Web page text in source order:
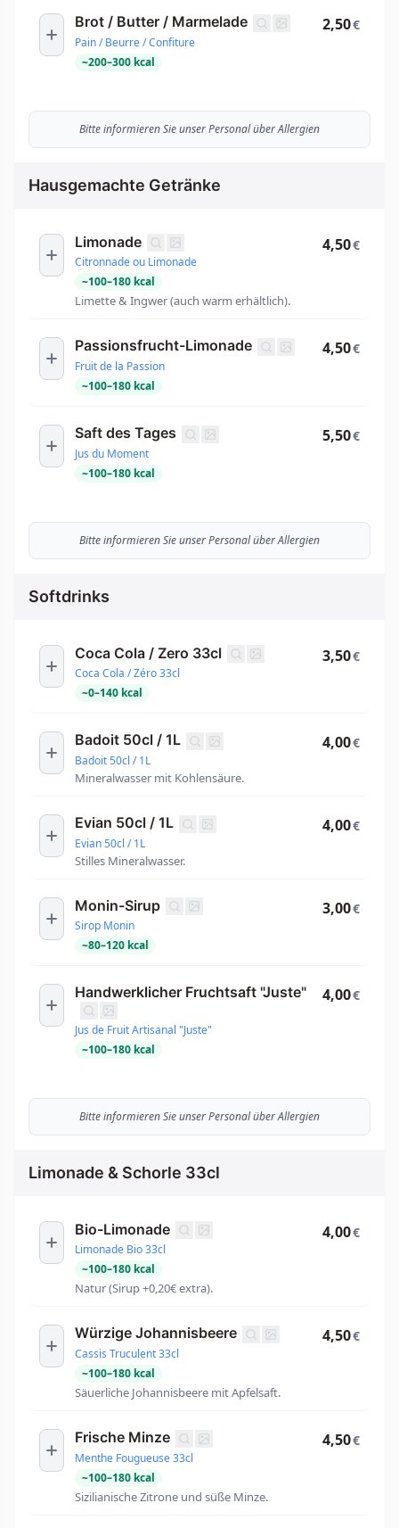
Brot / Butter / Marmelade
Pain / Beurre / Confiture
~200–300 kcal
2,50€
Bitte informieren Sie unser Personal über Allergien
Hausgemachte Getränke
Limonade
Citronnade ou Limonade
~100–180 kcal
Limette & Ingwer (auch warm erhältlich).
4,50€
Passionsfrucht-Limonade
Fruit de la Passion
~100–180 kcal
4,50€
Saft des Tages
Jus du Moment
~100–180 kcal
5,50€
Bitte informieren Sie unser Personal über Allergien
Softdrinks
Coca Cola / Zero 33cl
Coca Cola / Zéro 33cl
~0–140 kcal
3,50€
Badoit 50cl / 1L
Badoit 50cl / 1L
Mineralwasser mit Kohlensäure.
4,00€
Evian 50cl / 1L
Evian 50cl / 1L
Stilles Mineralwasser.
4,00€
Monin-Sirup
Sirop Monin
~80–120 kcal
3,00€
Handwerklicher Fruchtsaft "Juste"
Jus de Fruit Artisanal "Juste"
~100–180 kcal
4,00€
Bitte informieren Sie unser Personal über Allergien
Limonade & Schorle 33cl
Bio-Limonade
Limonade Bio 33cl
~100–180 kcal
Natur (Sirup +0,20€ extra).
4,00€
Würzige Johannisbeere
Cassis Truculent 33cl
~100–180 kcal
Säuerliche Johannisbeere mit Apfelsaft.
4,50€
Frische Minze
Menthe Fougueuse 33cl
~100–180 kcal
Sizilianische Zitrone und süße Minze.
4,50€